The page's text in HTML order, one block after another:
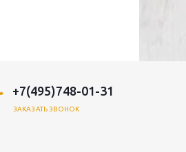
+7(495)748-01-31
ЗАКАЗАТЬ ЗВОНОК